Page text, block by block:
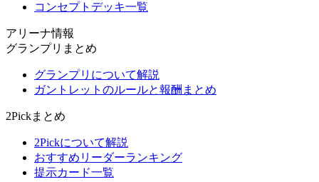
コンセプトデッキ一覧
アリーナ情報
グランプリまとめ
グランプリについて解説
ガントレットのルールと報酬まとめ
2Pickまとめ
2Pickについて解説
おすすめリーダーランキング
提示カード一覧